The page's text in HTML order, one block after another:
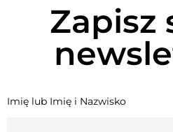
Zapisz
Imię lub Imię i Nazwisko